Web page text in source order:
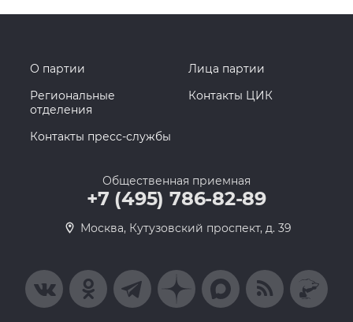
О партии
Лица партии
Региональные
отделения
Контакты ЦИК
Контакты пресс-службы
Общественная приемная
+7 (495) 786-82-89
Москва, Кутузовский проспект, д. 39